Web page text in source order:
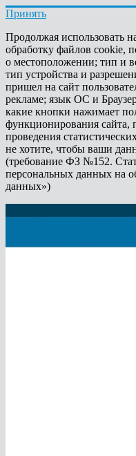
Принять
Продолжая использовать
обработку файлов cookie,
о местоположении; тип и
тип устройства и
пришел на сайт
рекламе; язык ОС и
какие кнопки нажимает
функционирования сайта,
проведения
не хотите, чтобы ваши
(требование ФЗ №152.
персональных данных на
данных»)